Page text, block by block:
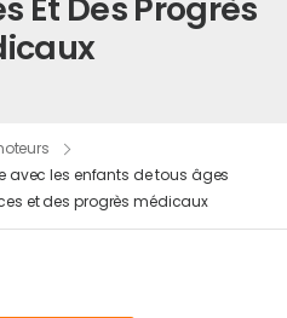
avec les enfants de tous âges
et des progrès médicaux